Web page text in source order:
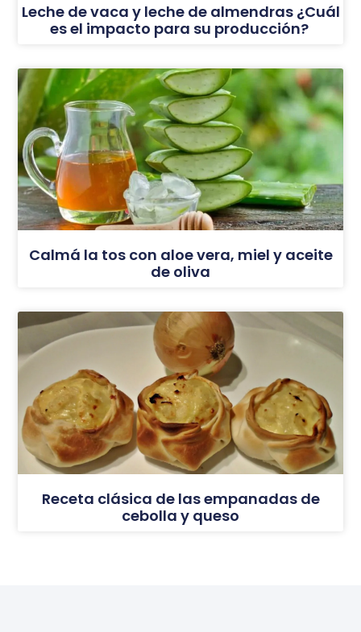
Leche de vaca y leche de almendras ¿Cuál
es el impacto para su producción?
Calmá la tos con aloe vera, miel y aceite
de oliva
Receta clásica de las empanadas de
cebolla y queso